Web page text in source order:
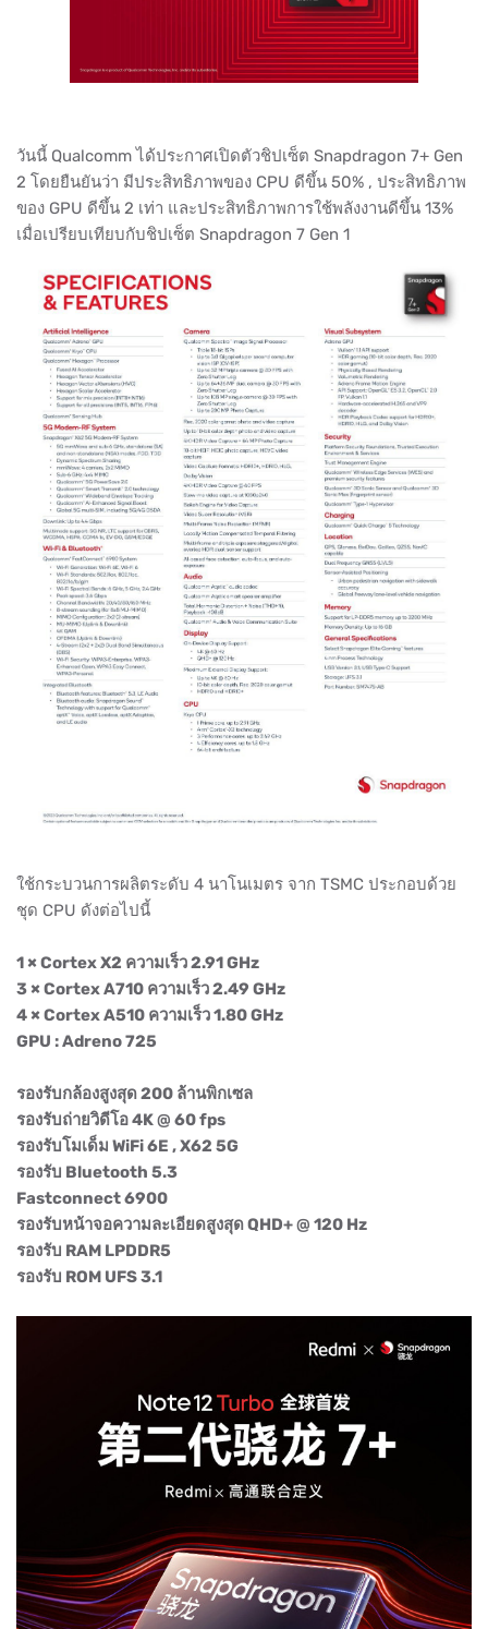
วันนี้ Qualcomm ได้ประกาศเปิดตัวชิปเซ็ต Snapdragon 7+ Gen
2 โดยยืนยันว่า มีประสิทธิภาพของ CPU ดีขึ้น 50% , ประสิทธิภาพ
ของ GPU ดีขึ้น 2 เท่า และประสิทธิภาพการใช้พลังงานดีขึ้น 13%
เมื่อเปรียบเทียบกับชิปเซ็ต Snapdragon 7 Gen 1
ใช้กระบวนการผลิตระดับ 4 นาโนเมตร จาก TSMC ประกอบด้วย
ชุด CPU ดังต่อไปนี้
1 × Cortex X2 ความเร็ว 2.91 GHz
3 × Cortex A710 ความเร็ว 2.49 GHz
4 × Cortex A510 ความเร็ว 1.80 GHz
GPU : Adreno 725
รองรับกล้องสูงสุด 200 ล้านพิกเซล
รองรับถ่ายวิดีโอ 4K @ 60 fps
รองรับโมเด็ม WiFi 6E , X62 5G
รองรับ Bluetooth 5.3
Fastconnect 6900
รองรับหน้าจอความละเอียดสูงสุด QHD+ @ 120 Hz
รองรับ RAM LPDDR5
รองรับ ROM UFS 3.1